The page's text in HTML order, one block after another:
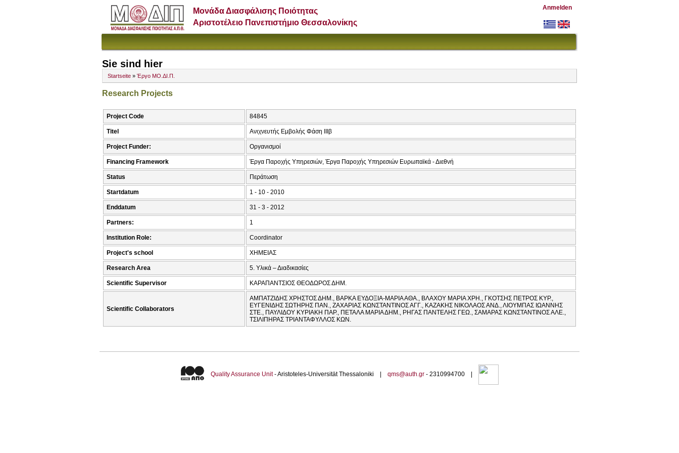
Μονάδα Διασφάλισης Ποιότητας
Αριστοτέλειο Πανεπιστήμιο Θεσσαλονίκης
Anmelden
Sie sind hier
Startseite » Έργο ΜΟ.ΔΙ.Π.
Research Projects
Project Code 84845
Titel Ανιχνευτής Εμβολής Φάση ΙΙΙβ
Project Funder: Οργανισμοί
Financing Framework Έργα Παροχής Υπηρεσιών, Έργα Παροχής Υπηρεσιών Ευρωπαϊκά - Διεθνή
Status Περάτωση
Startdatum 1 - 10 - 2010
Enddatum 31 - 3 - 2012
Partners: 1
Institution Role: Coordinator
Project's school ΧΗΜΕΙΑΣ
Research Area 5. Υλικά – Διαδικασίες
Scientific Supervisor ΚΑΡΑΠΑΝΤΣΙΟΣ ΘΕΟΔΩΡΟΣ ΔΗΜ.
Scientific Collaborators
ΑΜΠΑΤΖΙΔΗΣ ΧΡΗΣΤΟΣ ΔΗΜ., ΒΑΡΚΑ ΕΥΔΟΞΙΑ-ΜΑΡΙΑ ΑΘΑ., ΒΛΑΧΟΥ ΜΑΡΙΑ ΧΡΗ., ΓΚΟΤΣΗΣ ΠΕΤΡΟΣ ΚΥΡ.,
ΕΥΓΕΝΙΔΗΣ ΣΩΤΗΡΗΣ ΠΑΝ., ΖΑΧΑΡΙΑΣ ΚΩΝΣΤΑΝΤΙΝΟΣ ΑΓΓ., ΚΑΖΑΚΗΣ ΝΙΚΟΛΑΟΣ ΑΝΔ., ΛΙΟΥΜΠΑΣ ΙΩΑΝΝΗΣ
ΣΤΕ., ΠΑΥΛΙΔΟΥ ΚΥΡΙΑΚΗ ΠΑΡ., ΠΕΤΑΛΑ ΜΑΡΙΑ ΔΗΜ., ΡΗΓΑΣ ΠΑΝΤΕΛΗΣ ΓΕΩ., ΣΑΜΑΡΑΣ ΚΩΝΣΤΑΝΤΙΝΟΣ ΑΛΕ.,
ΤΣΙΛΙΠΗΡΑΣ ΤΡΙΑΝΤΑΦΥΛΛΟΣ ΚΩΝ.
Quality Assurance Unit- Aristoteles-Universität Thessaloniki | qms@auth.gr - 2310994700 |